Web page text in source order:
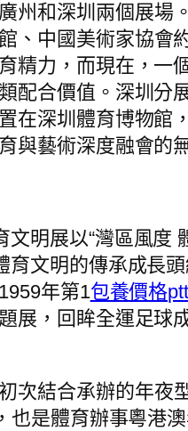
州和深圳兩個展場
、中國美術家協會
精力，而現在，
配合價值。深圳
在深圳體育博物
與藝術深度融會的
明展以“灣區風度
文明的傳承成長
年第1包養價格ptt
展，回眸全運足球
次結合承辦的年夜
也是體育辦事粵港